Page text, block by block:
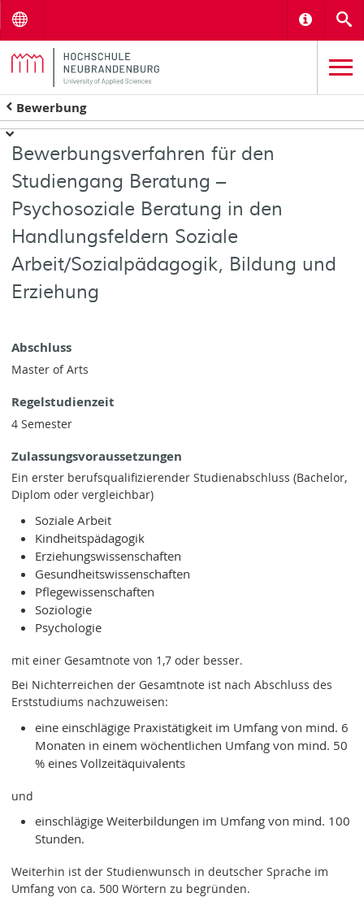
Bewerbung
Bewerbungsverfahren für den
Studiengang Beratung –
Psychosoziale Beratung in den
Handlungsfeldern Soziale
Arbeit/Sozialpädagogik, Bildung und
Erziehung
Abschluss
Master of Arts
Regelstudienzeit
4 Semester
Zulassungsvoraussetzungen
Ein erster berufsqualifizierender Studienabschluss (Bachelor,
Diplom oder vergleichbar)
Soziale Arbeit
Kindheitspädagogik
Erziehungswissenschaften
Gesundheitswissenschaften
Pflegewissenschaften
Soziologie
Psychologie
mit einer Gesamtnote von 1,7 oder besser.
Bei Nichterreichen der Gesamtnote ist nach Abschluss des
Erststudiums nachzuweisen:
eine einschlägige Praxistätigkeit im Umfang von mind. 6
Monaten in einem wöchentlichen Umfang von mind. 50
% eines Vollzeitäquivalents
und
einschlägige Weiterbildungen im Umfang von mind. 100
Stunden.
Weiterhin ist der Studienwunsch in deutscher Sprache im
Umfang von ca. 500 Wörtern zu begründen.